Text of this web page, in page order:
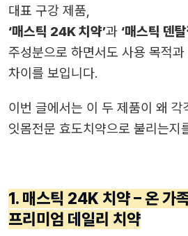
대표 구강 제품,
‘매스틱 24K 치약’과 ‘매스틱 덴탈
주성분으로 하면서도 사용 목적
차이를 보입니다.
이번 글에서는 이 두 제품이 왜
잇몸전문 효도치약으로 불리는지
1. 매스틱 24K 치약 – 온 가
프리미엄 데일리 치약